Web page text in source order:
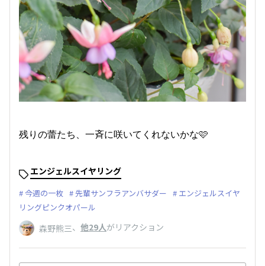
残りの蕾たち、一斉に咲いてくれないかな🩷
エンジェルスイヤリング
今週の一枚 先輩サンフラアンバサダー
エンジェルスイヤ
リングピンクオパール
森野熊三、 他29人がリアクション